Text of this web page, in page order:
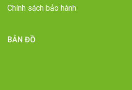
Chính sách bảo hành
BẢN ĐỒ